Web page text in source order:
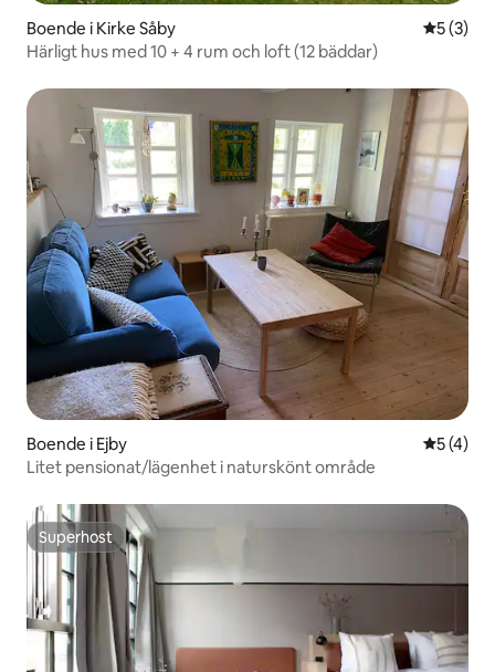
Boende i Kirke Såby 5 av 5 i
5 (3)
Härligt hus med 10 + 4 rum och loft (12 bäddar)
Boende i Ejby 5 av 5 i
5 (4)
Litet pensionat/lägenhet i naturskönt område
Superhost
Superhost